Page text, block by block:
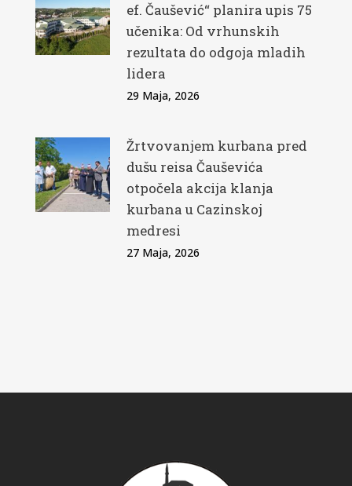
ef. Čaušević“ planira upis 75
učenika: Od vrhunskih
rezultata do odgoja mladih
lidera
29 Maja, 2026
Žrtvovanjem kurbana pred
dušu reisa Čauševića
otpočela akcija klanja
kurbana u Cazinskoj
medresi
27 Maja, 2026